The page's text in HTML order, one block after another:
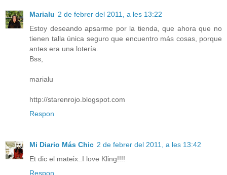
Marialu 2 de febrer del 2011, a les 13:22
Estoy deseando apsarme por la tienda, que ahora que no
tienen talla única seguro que encuentro más cosas, porque
antes era una lotería.
Bss,
marialu
http://starenrojo.blogspot.com
Respon
Mi Diario Más Chic 2 de febrer del 2011, a les 13:42
Et dic el mateix..I love Kling!!!!
Respon